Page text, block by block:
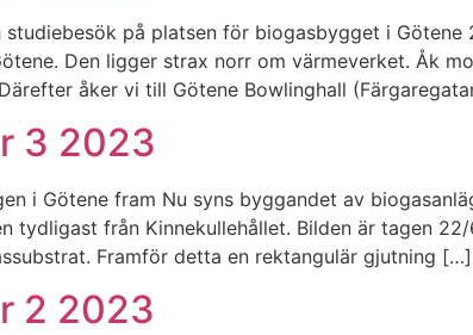
på platsen för biogasbygget i Götene
Den ligger strax norr om värmeverket. Åk
åker vi till Götene Bowlinghall
3 2023
i Götene fram Nu syns byggandet av
tydligast från Kinnekullehållet. Bilden är tagen
Framför detta en rektangulär gjutning […]
2 2023